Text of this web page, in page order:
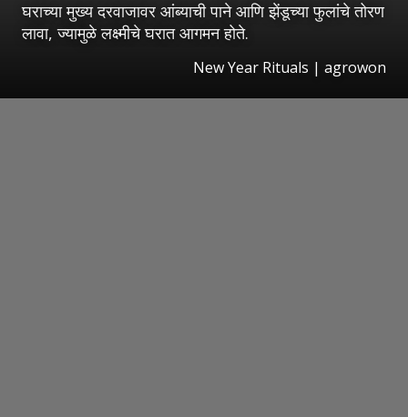
घराच्या मुख्य दरवाजावर आंब्याची पाने आणि झेंडूच्या फुलांचे तोरण
लावा, ज्यामुळे लक्ष्मीचे घरात आगमन होते.
New Year Rituals | agrowon